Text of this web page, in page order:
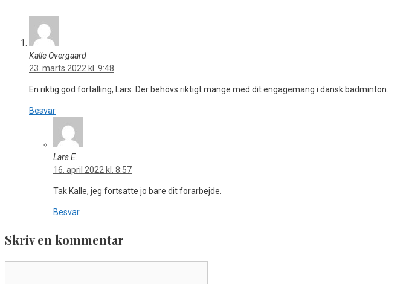
Kalle Overgaard
23. marts 2022 kl. 9:48
En riktig god fortälling, Lars. Der behövs riktigt mange med dit engagemang i dansk badminton.
Besvar
Lars E.
16. april 2022 kl. 8:57
Tak Kalle, jeg fortsatte jo bare dit forarbejde.
Besvar
Skriv en kommentar